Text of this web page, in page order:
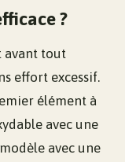
?
avant tout
effort excessif.
élément à
avec une
avec une